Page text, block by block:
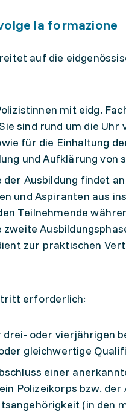
la formazione
auf die
mit eidg.
sind rund um die
für die Einhaltung
und Aufklärung von
der Ausbildung findet
und Aspiranten aus
Teilnehmende
zweite
zur praktischen
erforderlich:
drei- oder vierjährigen
gleichwertige
einer
Polizeikorps bzw.
(in den